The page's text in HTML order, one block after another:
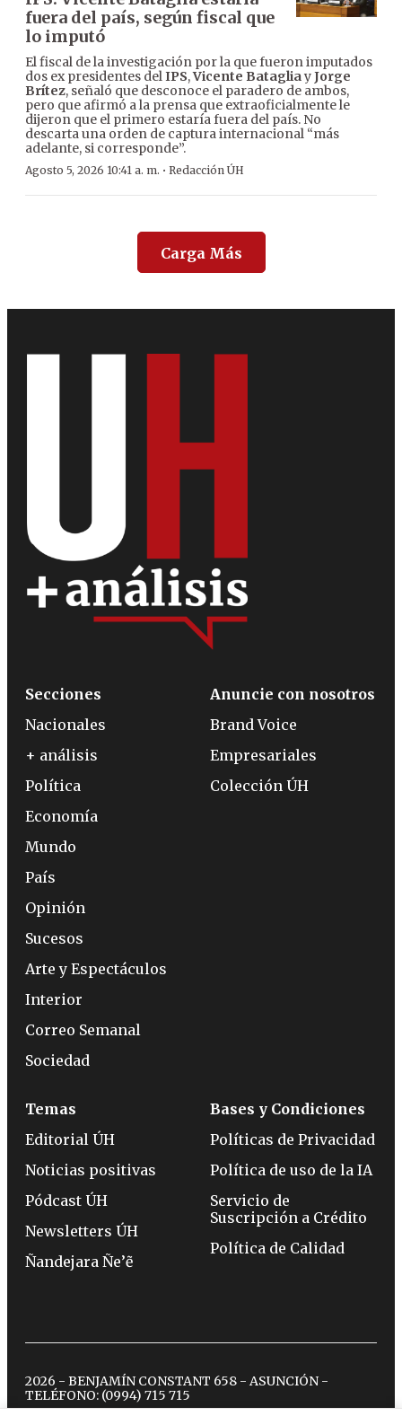
fuera del país, según fiscal que
lo imputó
El fiscal de la investigación por la que fueron imputados
dos ex presidentes delIPS,Vicente BatagliayJorge
Brítez, señaló que desconoce el paradero de ambos,
pero que afirmó a la prensa que extraoficialmente le
dijeron que el primero estaría fuera del país. No
descarta una orden de captura internacional “más
adelante, si corresponde”.
Agosto 5, 2026 10:41 a. m. · Redacción ÚH
Carga Más
Secciones
Nacionales
+ análisis
Política
Economía
Mundo
País
Opinión
Sucesos
Arte y Espectáculos
Interior
Correo Semanal
Sociedad
Anuncie con nosotros
Brand Voice
Empresariales
Colección ÚH
Temas
Editorial ÚH
Noticias positivas
Pódcast ÚH
Newsletters ÚH
Ñandejara Ñe’ẽ
Bases y Condiciones
Políticas de Privacidad
Política de uso de la IA
Servicio de
Suscripción a Crédito
Política de Calidad
2026 - BENJAMÍN CONSTANT 658 - ASUNCIÓN -
TELÉFONO: (0994) 715 715